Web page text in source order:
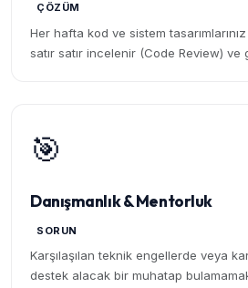
ÇÖZÜM
Her hafta kod ve sistem
satır satır incelenir (Code Review) ve
🎯
Danışmanlık & Mentorluk
SORUN
Karşılaşılan teknik engellerde veya
destek alacak bir muhatap